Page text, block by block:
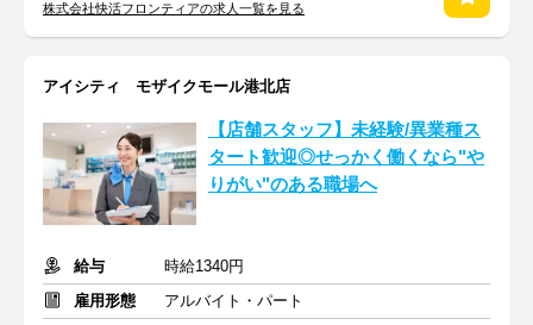
株式会社快活フロンティアの求人一覧を見る
アイシティ モザイクモール港北店
【店舗スタッフ】未経験/異業種ス
タート歓迎◎せっかく働くなら"や
りがい"のある職場へ
給与
時給1340円
雇用形態
アルバイト・パート